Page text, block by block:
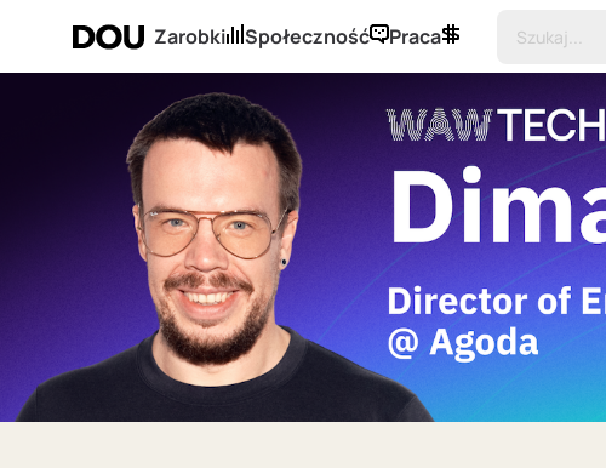
Zarobki Społeczność Praca